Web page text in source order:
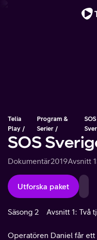
Telia
Play
Program &
Serier
SOS
SOS
Dokumentär2019Avsnitt 1
Utforska paket
Säsong 2 Avsnitt 1: Två
Operatören Daniel får ett